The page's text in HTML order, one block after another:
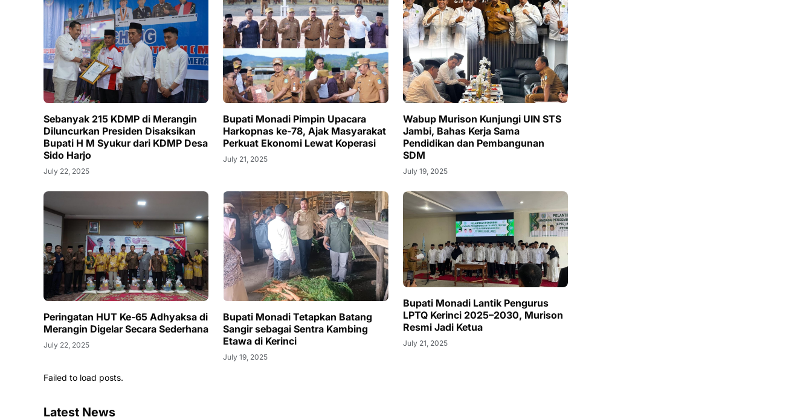
Sebanyak 215 KDMP di Merangin
Diluncurkan Presiden Disaksikan
Bupati H M Syukur dari KDMP Desa
Sido Harjo
July 22, 2025
Bupati Monadi Pimpin Upacara
Harkopnas ke-78, Ajak Masyarakat
Perkuat Ekonomi Lewat Koperasi
July 21, 2025
Wabup Murison Kunjungi UIN STS
Jambi, Bahas Kerja Sama
Pendidikan dan Pembangunan
SDM
July 19, 2025
Peringatan HUT Ke-65 Adhyaksa di
Merangin Digelar Secara Sederhana
July 22, 2025
Bupati Monadi Tetapkan Batang
Sangir sebagai Sentra Kambing
Etawa di Kerinci
July 19, 2025
Bupati Monadi Lantik Pengurus
LPTQ Kerinci 2025–2030, Murison
Resmi Jadi Ketua
July 21, 2025
Failed to load posts.
Latest News